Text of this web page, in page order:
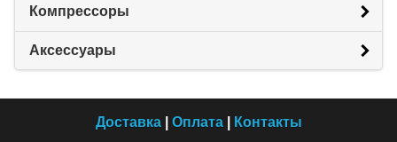
Компрессоры
Аксессуары
Доставка| Оплата| Контакты